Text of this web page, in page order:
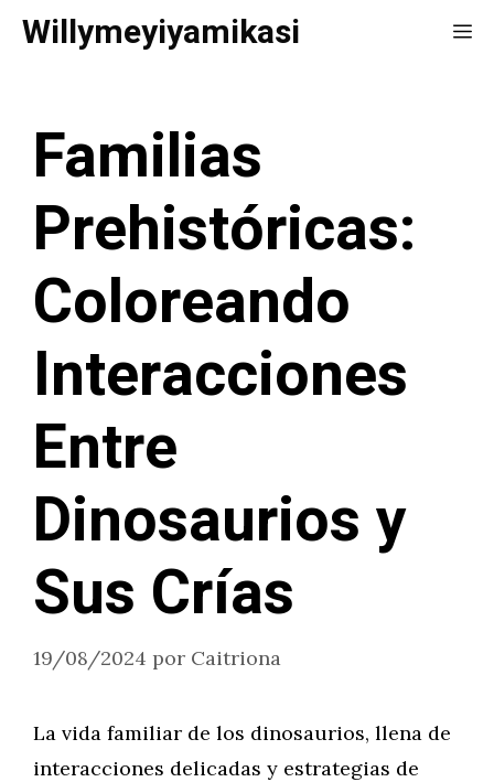
Saltar
Willymeyiyamikasi
Familias
Prehistóricas:
Coloreando
Interacciones
Entre
Dinosaurios y
Sus Crías
19/08/2024 por Caitriona
La vida familiar de los dinosaurios, llena de
interacciones delicadas y estrategias de